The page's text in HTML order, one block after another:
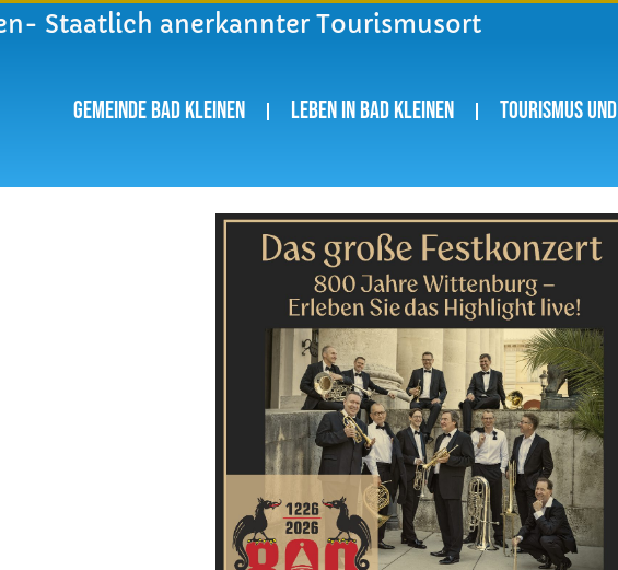
Staatlich anerkannter Tourismusort
Gemeinde Bad Kleinen Leben in Bad Kleinen Tourismus